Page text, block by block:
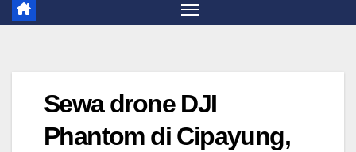
Sewa drone DJI
Phantom di Cipayung,